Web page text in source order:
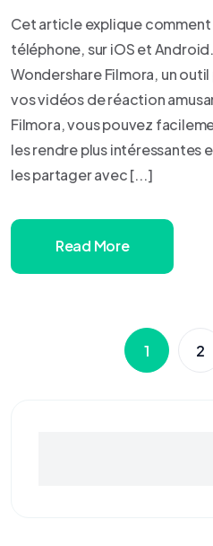
Cet article explique comment
téléphone, sur iOS et
Wondershare Filmora, un
vos vidéos de réaction
Filmora, vous pouvez
les rendre plus intéressantes
les partager avec [...]
Read More
1 2